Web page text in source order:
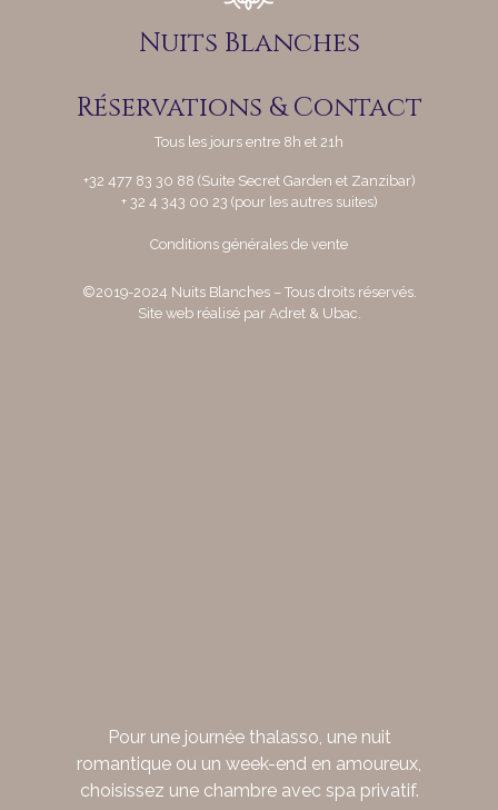
Nuits Blanches
Réservations & Contact
Tous les jours entre 8h et 21h
+32 477 83 30 88 (Suite Secret Garden et Zanzibar)
+ 32 4 343 00 23 (pour les autres suites)
Conditions générales de vente
©2019-2024 Nuits Blanches – Tous droits réservés.
Site web réalisé par Adret & Ubac
Pour une journée thalasso, une nuit
romantique ou un week-end en amoureux,
choisissez une chambre avec spa privatif.